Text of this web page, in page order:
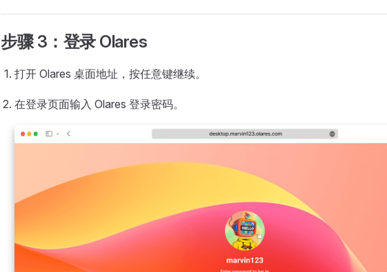
步骤 3：登录 Olares
打开 Olares 桌面地址，按任意键继续。
在登录页面输入 Olares 登录密码。